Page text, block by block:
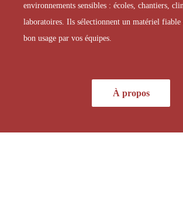
environnements sensibles : écoles, chantiers,
laboratoires. Ils sélectionnent un matériel fiable
bon usage par vos équipes.
À propos